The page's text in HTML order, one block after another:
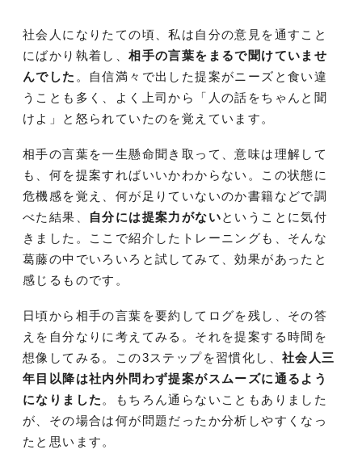
社会人になりたての頃、私は自分の意見を通すこと
にばかり執着し、相手の言葉をまるで聞けていませ
んでした 。自信満々で出した提案がニーズと食い違
うことも多く、よく上司から「人の話をちゃんと聞
けよ」と怒られていたのを覚えています。
相手の言葉を一生懸命聞き取って、意味は理解して
も、何を提案すればいいかわからない。この状態に
危機感を覚え、何が足りていないのか書籍などで調
べた結果、
自分には提案力がないということに気付
きました。ここで紹介したトレーニングも、そんな
葛藤の中でいろいろと試してみて、効果があったと
感じるものです。
日頃から相手の言葉を要約してログを残し、その答
えを自分なりに考えてみる。それを提案する時間を
想像してみる。この3ステップを習慣化し、 社会人三
年目以降は社内外問わず提案がスムーズに通るよう
になりました 。もちろん通らないこともありました
が、その場合は何が問題だったか分析しやすくなっ
たと思います。